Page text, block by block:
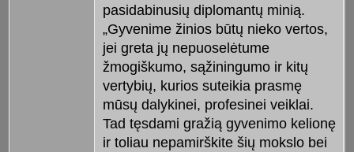
pasidabinusių diplomantų minią.
„Gyvenime žinios būtų nieko vertos,
jei greta jų nepuoselėtume
žmogiškumo, sąžiningumo ir kitų
vertybių, kurios suteikia prasmę
mūsų dalykinei, profesinei veiklai.
Tad tęsdami gražią gyvenimo kelionę
ir toliau nepamirškite šių mokslo bei